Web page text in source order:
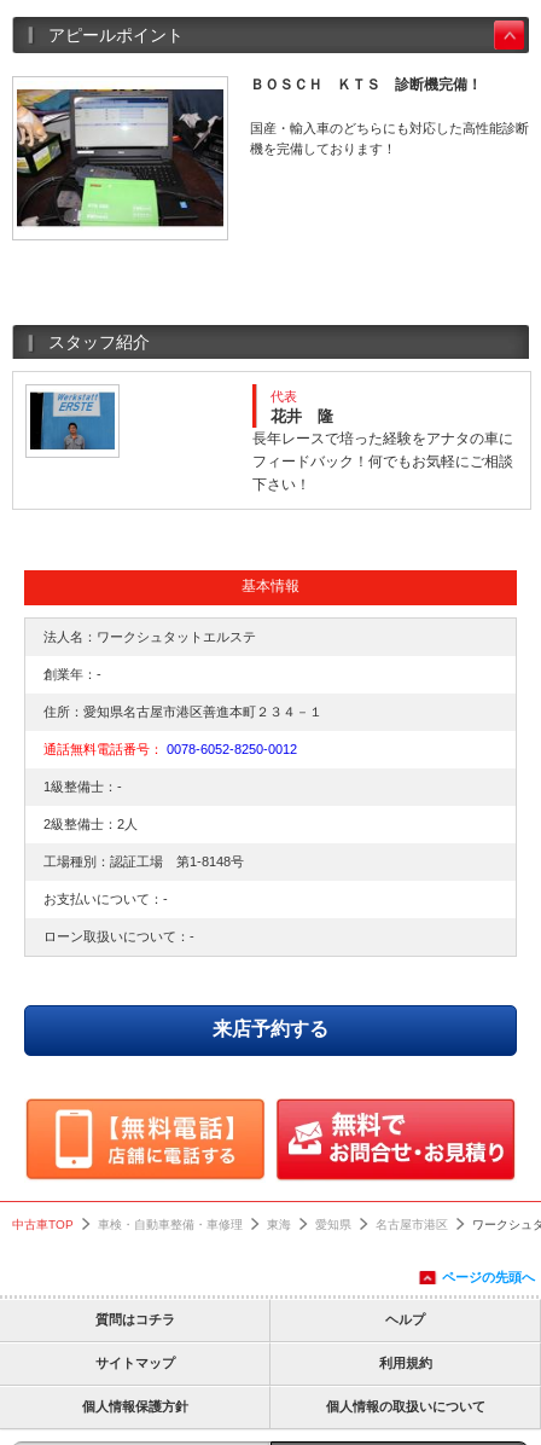
アピールポイント
ＢＯＳＣＨ ＫＴＳ 診断機完備！
国産・輸入車のどちらにも対応した高性能診断
機を完備しております！
スタッフ紹介
代表
花井 隆
長年レースで培った経験をアナタの車に
フィードバック！何でもお気軽にご相談
下さい！
基本情報
法人名：ワークシュタットエルステ
創業年：-
住所：愛知県名古屋市港区善進本町２３４－１
通話無料電話番号： 0078-6052-8250-0012
1級整備士：-
2級整備士：2人
工場種別：認証工場 第1-8148号
お支払いについて：-
ローン取扱いについて：-
来店予約する
中古車TOP 車検・自動車整備・車修理 東海 愛知県 名古屋市港区 ワークシュ
ページの先頭へ
質問はコチラ ヘルプ
サイトマップ 利用規約
個人情報保護方針 個人情報の取扱いについて